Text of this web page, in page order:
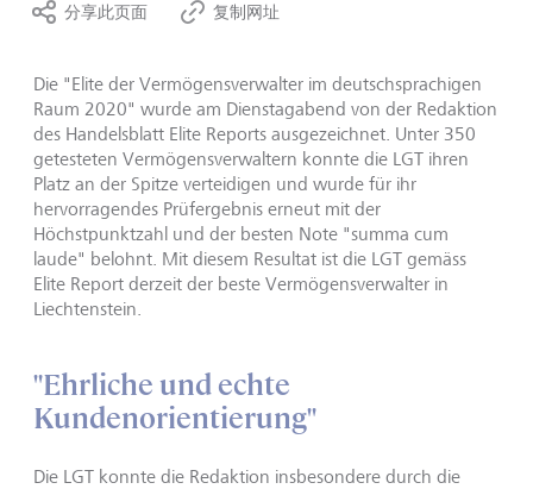
分享此页面 复制网址
Die "Elite der Vermögensverwalter im deutschsprachigen
Raum 2020" wurde am Dienstagabend von der Redaktion
des Handelsblatt Elite Reports ausgezeichnet. Unter 350
getesteten Vermögensverwaltern konnte die LGT ihren
Platz an der Spitze verteidigen und wurde für ihr
hervorragendes Prüfergebnis erneut mit der
Höchstpunktzahl und der besten Note "summa cum
laude" belohnt. Mit diesem Resultat ist die LGT gemäss
Elite Report derzeit der beste Vermögensverwalter in
Liechtenstein.
"Ehrliche und echte
Kundenorientierung"
Die LGT konnte die Redaktion insbesondere durch die